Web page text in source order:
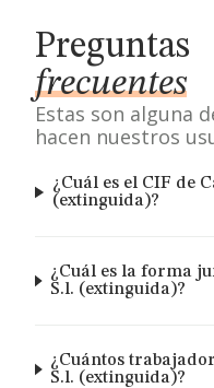
Preguntas
frecuentes
Estas son alguna
hacen nuestros
¿Cuál es el CIF de
(extinguida)?
¿Cuál es la forma
S.l. (extinguida)?
¿Cuántos
S.l. (extinguida)?